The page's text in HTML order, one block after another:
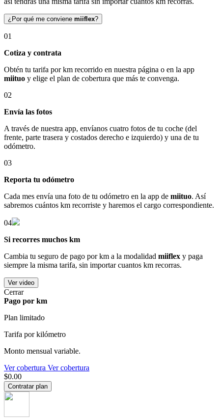
¿Por qué me conviene miiflex?
01
Cotiza y contrata
Obtén tu tarifa por km recorrido en nuestra página o en la app
miituo y elige el plan de cobertura que más te convenga.
02
Envía las fotos
A través de nuestra app, envíanos cuatro fotos de tu coche (del
frente, parte trasera y costados derecho e izquierdo) y una de tu
odómetro.
03
Reporta tu odómetro
Cada mes envía una foto de tu odómetro en la app de miituo. Así
sabremos cuántos km recorriste y haremos el cargo correspondiente.
04
Si recorres muchos km
Cambia tu seguro de pago por km a la modalidad miiflex y paga
siempre la misma tarifa, sin importar cuantos km recorras.
Ver video
Cerrar
Pago por km
Plan limitado
Tarifa por kilómetro
Monto mensual variable.
Ver cobertura Ver cobertura
$0.00
Contratar plan